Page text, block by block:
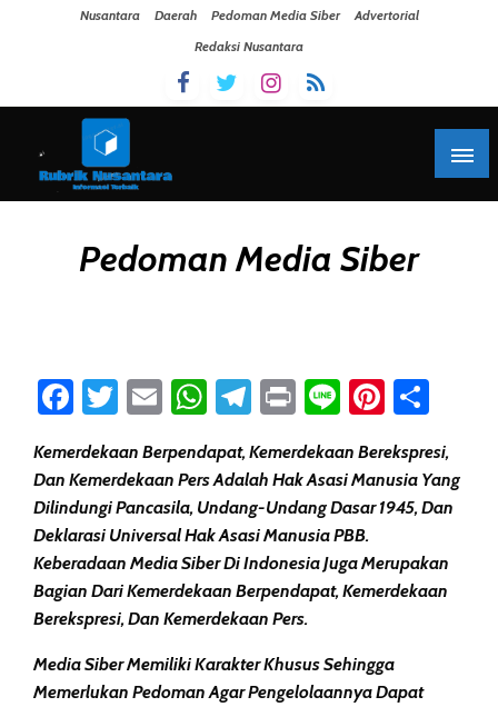
Nusantara Daerah Pedoman Media Siber
Advertorial
Redaksi Nusantara
Pedoman Media Siber
Facebook
Twitter
EmailWhatsApp
Telegram
PrintLine
Kemerdekaan Berpendapat, Kemerdekaan Berekspresi,
Dan Kemerdekaan Pers Adalah Hak Asasi Manusia Yang
Dilindungi Pancasila, Undang-Undang Dasar 1945, Dan
Deklarasi Universal Hak Asasi Manusia PBB.
Keberadaan Media Siber Di Indonesia Juga Merupakan
Bagian Dari Kemerdekaan Berpendapat, Kemerdekaan
Berekspresi, Dan Kemerdekaan Pers.
Media Siber Memiliki Karakter Khusus Sehingga
Memerlukan Pedoman Agar Pengelolaannya Dapat